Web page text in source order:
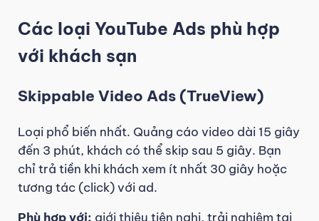
Các loại YouTube Ads phù hợp
với khách sạn
Skippable Video Ads (TrueView)
Loại phổ biến nhất. Quảng cáo video dài 15 giây
đến 3 phút, khách có thể skip sau 5 giây. Bạn
chỉ trả tiền khi khách xem ít nhất 30 giây hoặc
tương tác (click) với ad.
Phù hợp với: giới thiệu tiện nghi, trải nghiệm tại